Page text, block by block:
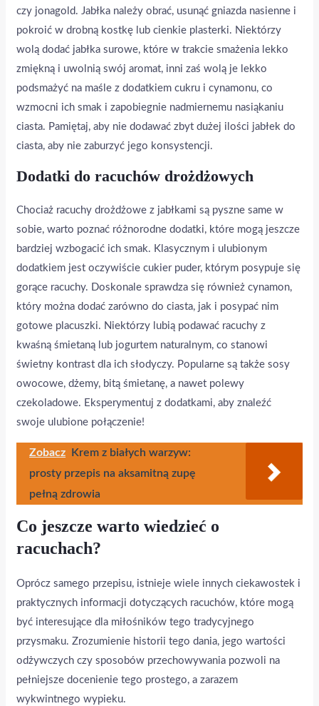
czy jonagold. Jabłka należy obrać, usunąć gniazda nasienne i
pokroić w drobną kostkę lub cienkie plasterki. Niektórzy
wolą dodać jabłka surowe, które w trakcie smażenia lekko
zmiękną i uwolnią swój aromat, inni zaś wolą je lekko
podsmażyć na maśle z dodatkiem cukru i cynamonu, co
wzmocni ich smak i zapobiegnie nadmiernemu nasiąkaniu
ciasta. Pamiętaj, aby nie dodawać zbyt dużej ilości jabłek do
ciasta, aby nie zaburzyć jego konsystencji.
Dodatki do racuchów drożdżowych
Chociaż racuchy drożdżowe z jabłkami są pyszne same w
sobie, warto poznać różnorodne dodatki, które mogą jeszcze
bardziej wzbogacić ich smak. Klasycznym i ulubionym
dodatkiem jest oczywiście cukier puder, którym posypuje się
gorące racuchy. Doskonale sprawdza się również cynamon,
który można dodać zarówno do ciasta, jak i posypać nim
gotowe placuszki. Niektórzy lubią podawać racuchy z
kwaśną śmietaną lub jogurtem naturalnym, co stanowi
świetny kontrast dla ich słodyczy. Popularne są także sosy
owocowe, dżemy, bitą śmietanę, a nawet polewy
czekoladowe. Eksperymentuj z dodatkami, aby znaleźć
swoje ulubione połączenie!
Zobacz
Krem z białych warzyw:
prosty przepis na aksamitną zupę
pełną zdrowia
Co jeszcze warto wiedzieć o
racuchach?
Oprócz samego przepisu, istnieje wiele innych ciekawostek i
praktycznych informacji dotyczących racuchów, które mogą
być interesujące dla miłośników tego tradycyjnego
przysmaku. Zrozumienie historii tego dania, jego wartości
odżywczych czy sposobów przechowywania pozwoli na
pełniejsze docenienie tego prostego, a zarazem
wykwintnego wypieku.